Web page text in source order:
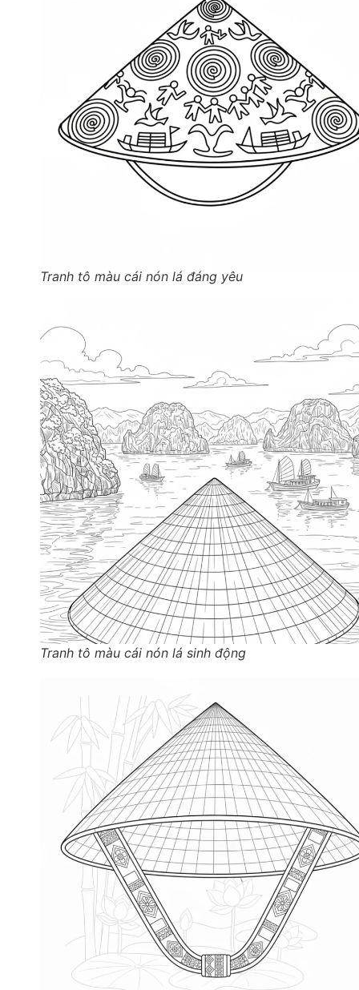
Tranh tô màu cái nón lá đáng yêu
Tranh tô màu cái nón lá sinh động